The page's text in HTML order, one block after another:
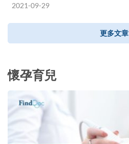
2021-09-29
更多文章
懷孕育兒